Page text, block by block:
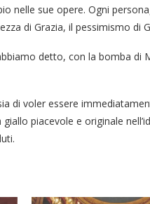
nelle sue opere. Ogni
di Grazia, il pessimismo di
detto, con la bomba di
di voler essere
giallo piacevole e originale